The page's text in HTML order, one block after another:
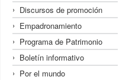
Discursos de promoción
Empadronamiento
Programa de Patrimonio
Boletín informativo
Por el mundo